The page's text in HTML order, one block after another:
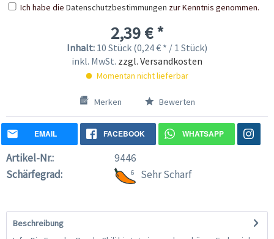
Ich habe die Datenschutzbestimmungen zur Kenntnis genommen.
2,39 € *
Inhalt: 10 Stück (0,24 € * / 1 Stück)
inkl. MwSt. zzgl. Versandkosten
Momentan nicht lieferbar
Merken Bewerten
EMAIL FACEBOOK WHATSAPP
Artikel-Nr.:
9446
Schärfegrad:
6 Sehr Scharf
Beschreibung